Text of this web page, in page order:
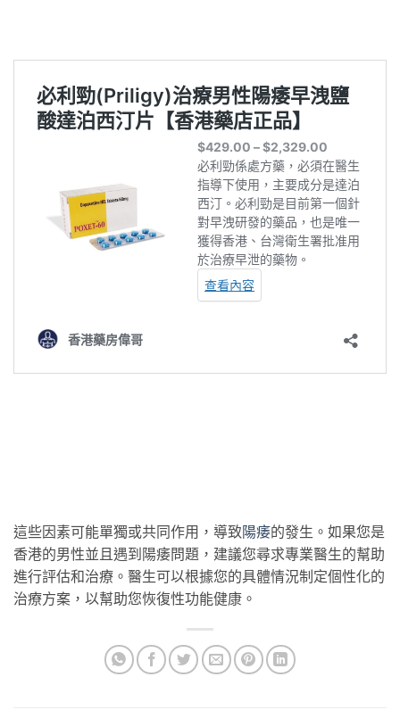
這些因素可能單獨或共同作用，導致陽痿的發生。如果您是
香港的男性並且遇到陽痿問題，建議您尋求專業醫生的幫助
進行評估和治療。醫生可以根據您的具體情況制定個性化的
治療方案，以幫助您恢復性功能健康。